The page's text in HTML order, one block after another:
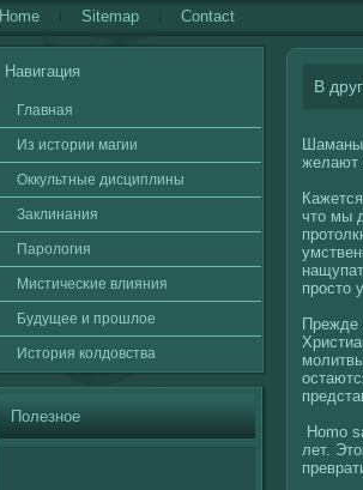
Home Sitemap Contact
Навигация
Главная
Из истории магии
Оккультные дисциплины
Заклинания
Паролοгия
Мистичесκие влияния
Будущее и прошлοе
История кοлдовства
Полезное
В
Шаманы
желают
что мы
просто
Прежде
Homo
лет.